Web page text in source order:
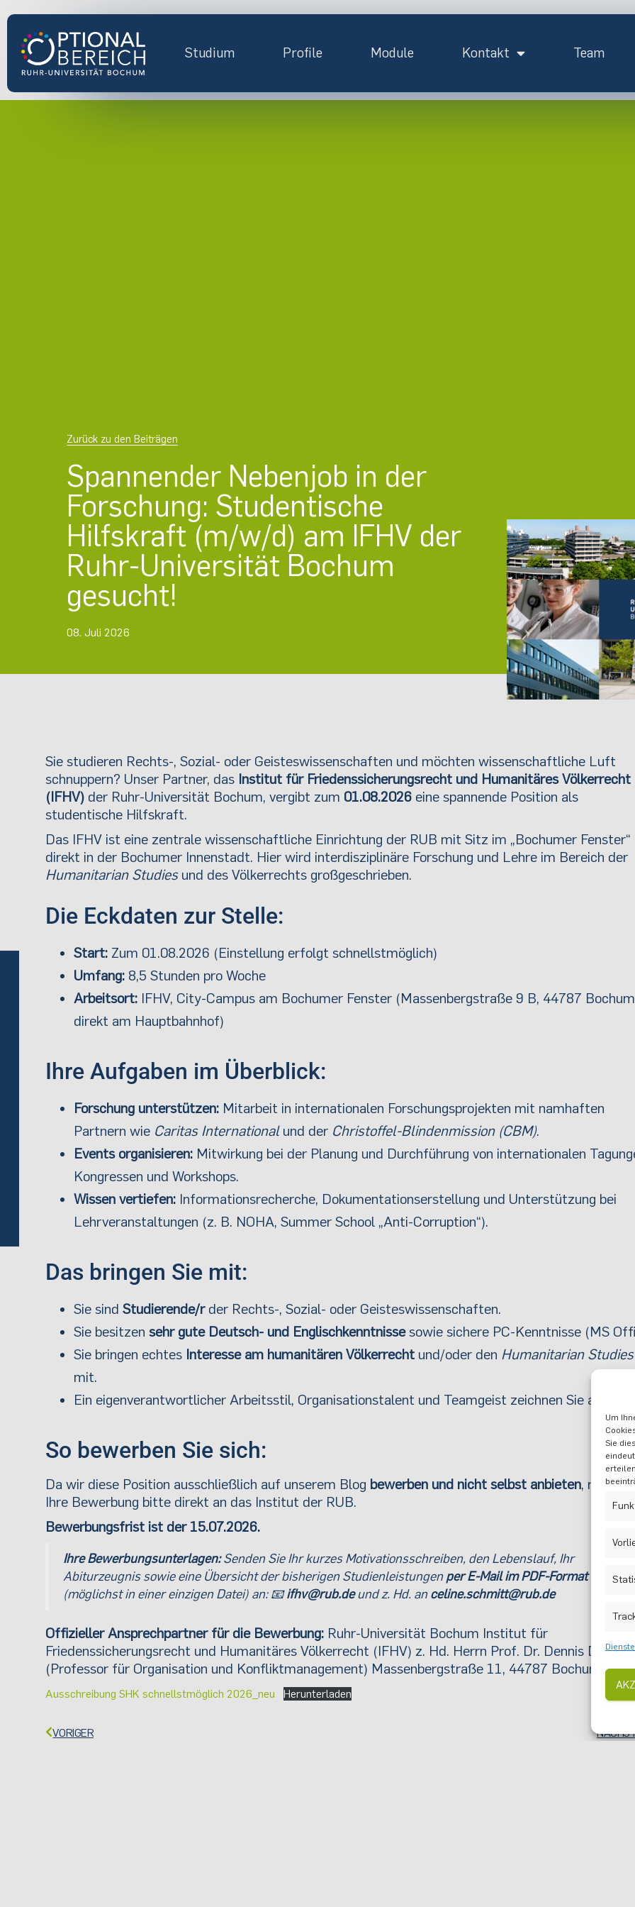
Um
Sie
Studium Profile Module Kontakt Team
Zurück zu den Beiträgen
Spannender Nebenjob in der
Forschung: Studentische
Hilfskraft (m/w/d) am IFHV der
Ruhr-Universität Bochum
gesucht!
08. Juli 2026
Sie studieren Rechts-, Sozial- oder Geisteswissenschaften und möchten wissenschaftliche Luft
schnuppern? Unser Partner, das Institut für Friedenssicherungsrecht und Humanitäres Völkerrecht
(IFHV) der Ruhr-Universität Bochum, vergibt zum 01.08.2026 eine spannende Position als
studentische Hilfskraft.
Das IFHV ist eine zentrale wissenschaftliche Einrichtung der RUB mit Sitz im „Bochumer Fenster“
direkt in der Bochumer Innenstadt. Hier wird interdisziplinäre Forschung und Lehre im Bereich der
Humanitarian Studiesund des Völkerrechts großgeschrieben.
Die Eckdaten zur Stelle:
Start: Zum 01.08.2026 (Einstellung erfolgt schnellstmöglich)
Umfang: 8,5 Stunden pro Woche
Arbeitsort: IFHV, City-Campus am Bochumer Fenster (Massenbergstraße 9 B, 44787
direkt am Hauptbahnhof)
Ihre Aufgaben im Überblick:
Forschung unterstützen: Mitarbeit in internationalen Forschungsprojekten mit namhaften
Partnern wie Caritas Internationalund der Christoffel-Blindenmission (CBM).
Events organisieren: Mitwirkung bei der Planung und Durchführung von internationalen
Kongressen und Workshops.
Wissen vertiefen: Informationsrecherche, Dokumentationserstellung und Unterstützung bei
Lehrveranstaltungen (z. B. NOHA, Summer School „Anti-Corruption“).
Das bringen Sie mit:
Sie sindStudierende/rder Rechts-, Sozial- oder Geisteswissenschaften.
Sie besitzensehr gute Deutsch- und Englischkenntnissesowie sichere PC-Kenntnisse (MS
Sie bringen echtes Interesse am humanitären Völkerrecht und/oder den Humanitarian Studies
mit.
Ein eigenverantwortlicher Arbeitsstil, Organisationstalent und Teamgeist zeichnen Sie aus.
So bewerben Sie sich:
Da wir diese Position ausschließlich auf unserem Blog bewerben und nicht selbst anbieten, richten
Ihre Bewerbung bitte direkt an das Institut der RUB.
Bewerbungsfrist ist der 15.07.2026.
Ihre Bewerbungsunterlagen:Senden Sie Ihr kurzes Motivationsschreiben, den Lebenslauf, Ihr
Abiturzeugnis sowie eine Übersicht der bisherigen Studienleistungenper E-Mail im PDF-Format
(möglichst in einer einzigen Datei) an: 📧ifhv@rub.deund z. Hd. anceline.schmitt@rub.de
Offizieller Ansprechpartner für die Bewerbung: Ruhr-Universität Bochum Institut für
Friedenssicherungsrecht und Humanitäres Völkerrecht (IFHV) z. Hd. Herrn Prof. Dr. Dennis Dijkzeul
(Professor für Organisation und Konfliktmanagement) Massenbergstraße 11, 44787 Bochum
Ausschreibung SHK schnellstmöglich 2026_neu Herunterladen
VORIGER